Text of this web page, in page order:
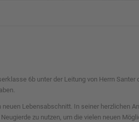
6b unter der Leitung von Herrn Santer
Lebensabschnitt. In seiner herzlichen
zu nutzen, um die vielen neuen